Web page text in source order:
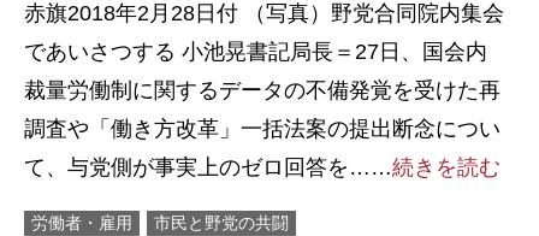
赤旗2018年2月28日付 （写真）野党合同院内集会
であいさつする 小池晃書記局長＝27日、国会内
裁量労働制に関するデータの不備発覚を受けた再
調査や「働き方改革」一括法案の提出断念につい
て、与党側が事実上のゼロ回答を……続きを読む
労働者・雇用 市民と野党の共闘